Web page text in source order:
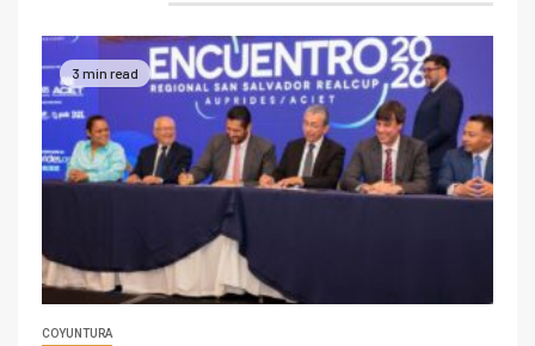
3 min read
COYUNTURA